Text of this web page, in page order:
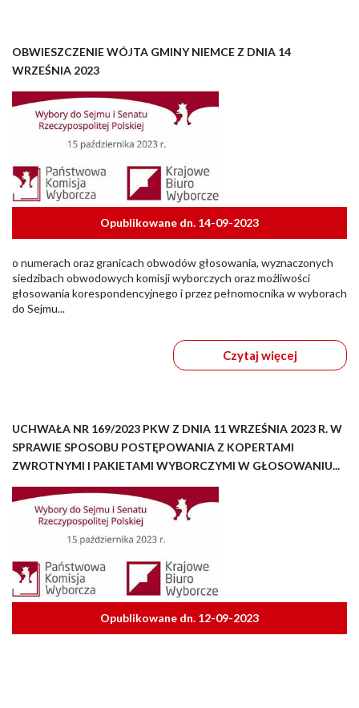
OBWIESZCZENIE WÓJTA GMINY NIEMCE Z DNIA 14
WRZEŚNIA 2023
Opublikowane dn. 14-09-2023
o numerach oraz granicach obwodów głosowania, wyznaczonych
siedzibach obwodowych komisji wyborczych oraz możliwości
głosowania korespondencyjnego i przez pełnomocnika w wyborach
do Sejmu...
Czytaj więcej
UCHWAŁA NR 169/2023 PKW Z DNIA 11 WRZEŚNIA 2023 R. W
SPRAWIE SPOSOBU POSTĘPOWANIA Z KOPERTAMI
ZWROTNYMI I PAKIETAMI WYBORCZYMI W GŁOSOWANIU...
Opublikowane dn. 12-09-2023